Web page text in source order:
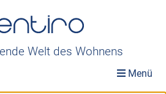
Welt des Wohnens
Menü